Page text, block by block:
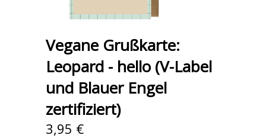
Vegane Grußkarte:
Leopard - hello (V-Label
und Blauer Engel
zertifiziert)
3,95 €